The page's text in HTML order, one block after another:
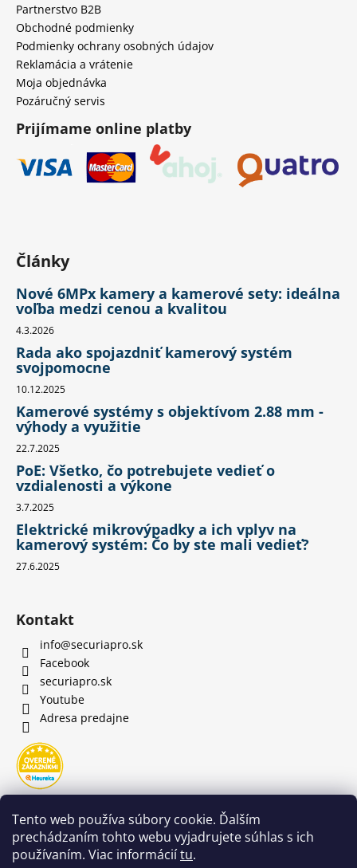
Tento web používa súbory cookie. Ďalším
prechádzaním tohto webu vyjadrujete súhlas s ich
používaním. Viac informáciítu.
Partnerstvo B2B
Obchodné podmienky
Podmienky ochrany osobných údajov
Reklamácia a vrátenie
Moja objednávka
Pozáručný servis
Prijímame online platby
Články
Nové 6MPx kamery a kamerové sety: ideálna
voľba medzi cenou a kvalitou
4.3.2026
Rada ako spojazdniť kamerový systém
svojpomocne
10.12.2025
Kamerové systémy s objektívom 2.88 mm -
výhody a využitie
22.7.2025
PoE: Všetko, čo potrebujete vedieť o
vzdialenosti a výkone
3.7.2025
Elektrické mikrovýpadky a ich vplyv na
kamerový systém: Čo by ste mali vedieť?
27.6.2025
Kontakt
info@securiapro.sk
Facebook
securiapro.sk
Youtube
Adresa predajne